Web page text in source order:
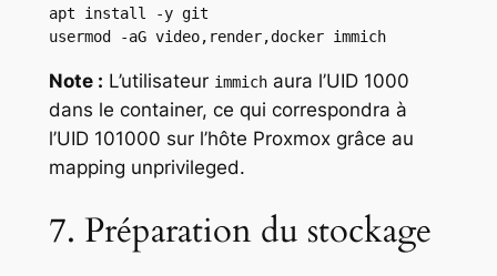
apt install -y git
usermod -aG video,render,docker immich
Note : L’utilisateur immichaura l’UID 1000
dans le container, ce qui correspondra à
l’UID 101000 sur l’hôte Proxmox grâce au
mapping unprivileged.
7. Préparation du stockage